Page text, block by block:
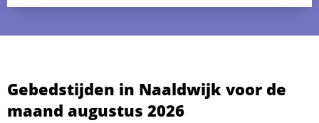
Gebedstijden in Naaldwijk voor de
maand augustus 2026